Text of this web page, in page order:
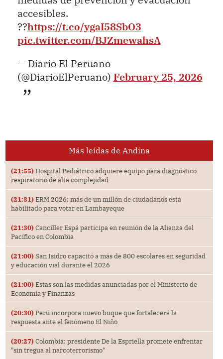
accesibles.
??https://t.co/ygaI58SbO3
pic.twitter.com/BJZmewahsA
— Diario El Peruano
(@DiarioElPeruano) February 25, 2026
Más leídas de Andina
(21:55) Hospital Pediátrico adquiere equipo para diagnóstico
respiratorio de alta complejidad
(21:31) ERM 2026: más de un millón de ciudadanos está
habilitado para votar en Lambayeque
(21:30) Canciller Espá participa en reunión de la Alianza del
Pacífico en Colombia
(21:00) San Isidro capacitó a más de 800 escolares en seguridad
y educación vial durante el 2026
(21:00) Estas son las medidas anunciadas por el Ministerio de
Economía y Finanzas
(20:30) Perú incorpora nuevo buque que fortalecerá la
respuesta ante el fenómeno El Niño
(20:27) Colombia: presidente De la Espriella promete enfrentar
"sin tregua al narcoterrorismo"